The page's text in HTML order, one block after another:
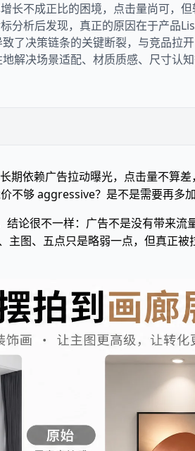
长不成正比的困境，点击量尚可，
分析后发现，真正的原因在于产品
了决策链条的关键断裂，与竞品拉
解决场景适配、材质质感、尺寸认
依赖广告拉动曝光，点击量不算
不够 aggressive？是不是需要再多
论很不一样：广告不是没有带来流
主图、五点只是略弱一点，但真正